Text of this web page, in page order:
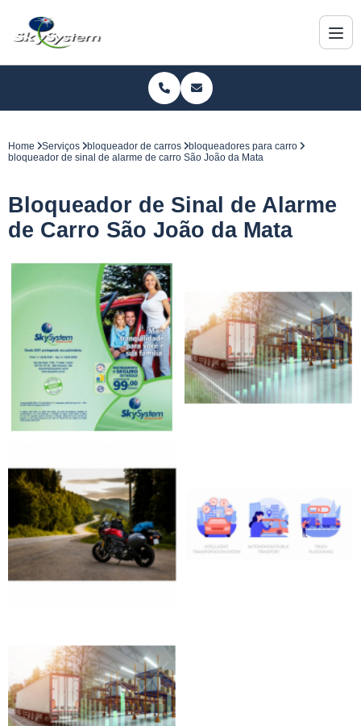
Home Serviços bloqueador de carros
bloqueadores para carro
bloqueador de sinal de alarme de carro São João da Mata
Bloqueador de Sinal de Alarme
de Carro São João da Mata